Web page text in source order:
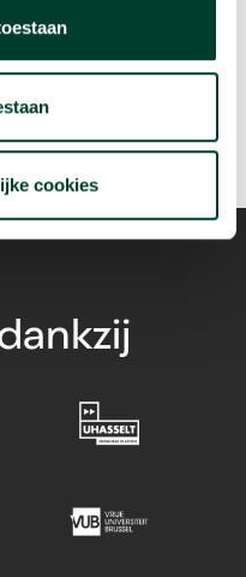
cookies
Beluister deze podcast